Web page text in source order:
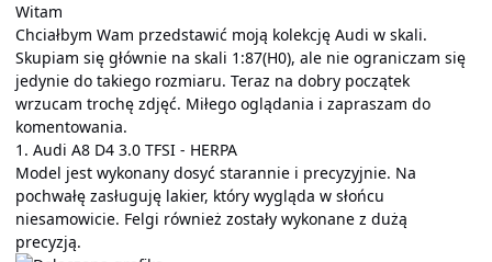
Witam
Chciałbym Wam przedstawić moją kolekcję Audi w skali.
Skupiam się głównie na skali 1:87(H0), ale nie ograniczam się
jedynie do takiego rozmiaru. Teraz na dobry początek
wrzucam trochę zdjęć. Miłego oglądania i zapraszam do
komentowania.
1. Audi A8 D4 3.0 TFSI - HERPA
Model jest wykonany dosyć starannie i precyzyjnie. Na
pochwałę zasługuję lakier, który wygląda w słońcu
niesamowicie. Felgi również zostały wykonane z dużą
precyzją.